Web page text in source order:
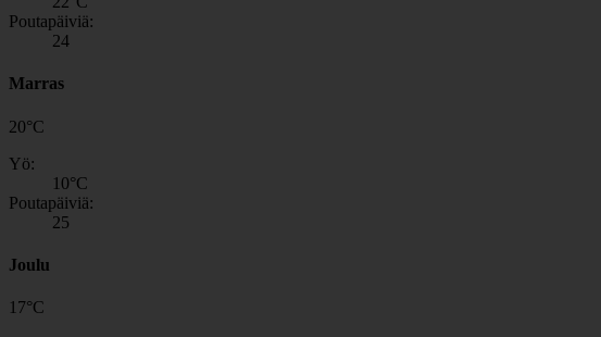
Poutapäiviä:
24
Marras
20°C
Yö:
10°C
Poutapäiviä:
25
Joulu
17°C